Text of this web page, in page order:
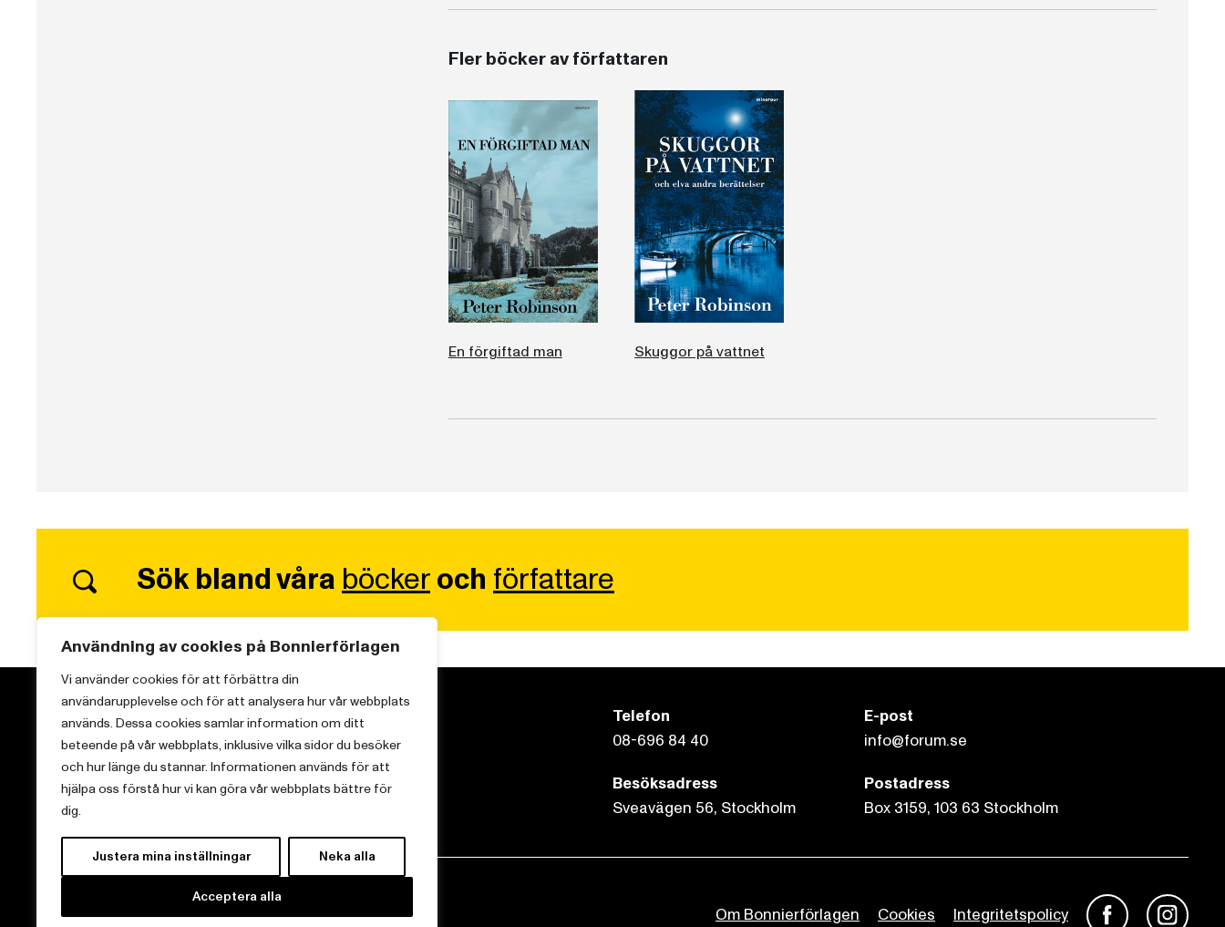
Användning av cookies på Bonnierförlagen
Vi använder cookies för att förbättra din
användarupplevelse och för att analysera hur vår webbplats
används. Dessa cookies samlar information om ditt
beteende på vår webbplats, inklusive vilka sidor du besöker
och hur länge du stannar. Informationen används för att
hjälpa oss förstå hur vi kan göra vår webbplats bättre för
dig.
Justera mina inställningar Neka alla
Acceptera alla
Fler böcker av författaren
En förgiftad man Skuggor på vattnet
Sök bland våra böckeroch författare
Vi brinner för starka berättelser och att sprida
kunskap inom aktuella ämnen.
Telefon
08-696 84 40
E-post
info@forum.se
Besöksadress
Sveavägen 56, Stockholm
Postadress
Box 3159, 103 63 Stockholm
Om Bonnierförlagen Cookies Integritetspolicy